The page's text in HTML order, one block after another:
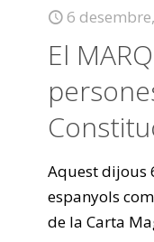
6
El
Aquest dijous
espanyols
de la Carta